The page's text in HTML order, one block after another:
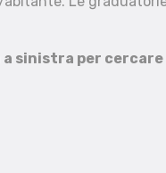
sinistra per